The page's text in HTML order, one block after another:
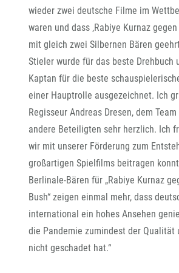
wieder zwei deutsche Filme im
waren und dass ‚Rabiye Kurnaz gegen
mit gleich zwei Silbernen Bären
Stieler wurde für das beste Drehbuch
Kaptan für die beste
einer Hauptrolle ausgezeichnet. Ich
Regisseur Andreas Dresen, dem
andere Beteiligten sehr herzlich. Ich
wir mit unserer Förderung zum
großartigen Spielfilms beitragen
Berlinale-Bären für „Rabiye Kurnaz
Bush“ zeigen einmal mehr, dass
international ein hohes Ansehen
die Pandemie zumindest der Qualität
nicht geschadet hat.“